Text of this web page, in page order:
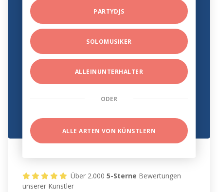
PARTYDJS
SOLOMUSIKER
ALLEINUNTERHALTER
ODER
ALLE ARTEN VON KÜNSTLERN
Über 2.0005-Sterne Bewertungen
unserer Künstler